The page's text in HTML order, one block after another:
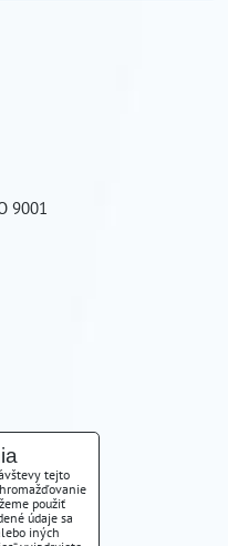
9001
tejto
použiť
údaje sa
iných